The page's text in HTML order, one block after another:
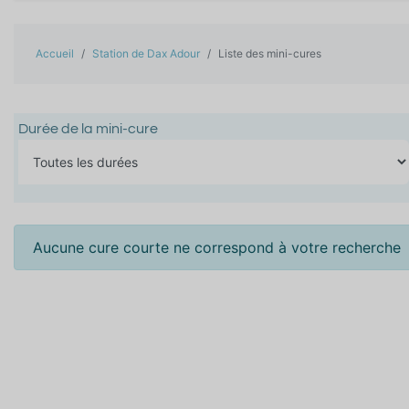
Accueil Station de Dax Adour Liste des mini-cures
Durée de la mini-cure
Aucune cure courte ne correspond à votre recherche